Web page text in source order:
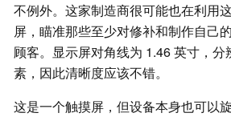
不例外。这家制造商很可能也在利用
屏，瞄准那些至少对修补和制作自己
顾客。显示屏对角线为 1.46 英寸，分
素，因此清晰度应该不错。
这是一个触摸屏，但设备本身也可以